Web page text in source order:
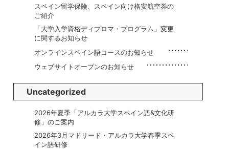
スペイン留学保険、スペイン向け格安航空券の
ご紹介
「大学入学資格ディプロマ・プログラム」変更
に関するお知らせ
オンラインスペイン語コースのお知らせ
ウェブサイトオープンのお知らせ
Uncategorized
2026年夏季「アルカラ大学スペイン語&文化研
修」のご案内
2026年3月マドリード・アルカラ大学春季スペ
イン語研修